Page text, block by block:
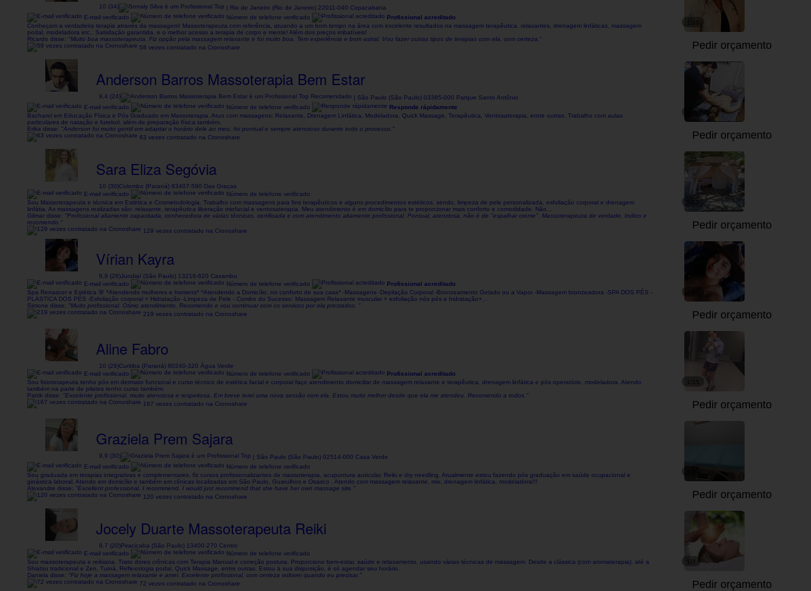
10 (34)
| Rio de Janeiro (Rio de Janeiro) 22011-040 Copacabana
E-mail verificado
Número de telefone verificado
Profissional acreditado
Conheçam a verdadeira terapia através da massagem! Massoterapeuta com referência, atuando a um bom tempo na área com excelente resultados na massagem terapêutica, relaxantes, drenagem linfáticas, massagem
podal, modeladora etc.. Satisfação garantida, e o melhor acesso a terapia de corpo e mente! Além dos preços imbatíveis!
Ricardo disse: "Muito boa massoterapeuta. Fiz opção pela massagem relaxante e foi muito boa. Tem experiência e bom astral. Vou fazer outras tipos de terapias com ela, com certeza."
58 vezes contratado na Cronoshare
Pedir orçamento
Anderson Barros Massoterapia Bem Estar
9,4 (24)
| São Paulo (São Paulo) 03385-000 Parque Santo Antônio
E-mail verificado
Número de telefone verificado
Responde rápidamente
Bacharel em Educação Física e Pós Graduado em Massoterapia. Atuo com massagens: Relaxante, Drenagem Linfática, Modeladora, Quick Massage, Terapêutica, Ventosaterapia, entre outras. Trabalho com aulas
particulares de natação e futebol, além de preparação física também.
Erika disse: "Anderson foi muito gentil em adaptar o horário dele ao meu, foi pontual e sempre atencioso durante todo o processo."
63 vezes contratado na Cronoshare
Pedir orçamento
Sara Eliza Segóvia
10 (30)Colombo (Paraná) 83407-590 Das Graças
E-mail verificado
Número de telefone verificado
Sou Massoterapeuta e técnica em Estética e Cosmetodologia. Trabalho com massagens para fins terapêuticos e alguns procedimentos estéticos, sendo, limpeza de pele personalizada, esfoliação corporal e drenagem
linfátia. As massagens realizadas são: relaxante, terapêutica liberação miofacial e ventosaterapia. Meu atendimento é em domicílio para te proporcionar mais conforto e comodidade. Não...
Gilmar disse: "Profissional altamente capacitada, conhecedora de várias técnicas, certificada e com atendimento altamente profissional. Pontual, atenciosa, não é de "espalhar creme". Massoterapeuta de verdade. Indico e
recomendo."
129 vezes contratado na Cronoshare
Pedir orçamento
Vírian Kayra
9,9 (26)Jundiaí (São Paulo) 13218-620 Caxambu
E-mail verificado
Número de telefone verificado
Profissional acreditado
Spa Renascer e Estética 🌸 *Atendendo mulheres e homens* *Atendendo a Domicílio, no conforto de sua casa* -Massagens -Depilação Corporal -Bronzeamento Gelado ou a Vapor -Massagem bronzeadora -SPA DOS PÉS -
PLASTICA DOS PÉS -Esfoliação corporal + Hidratação -Limpeza de Pele - Combo do Sucesso: Massagem Relaxante muscular + esfoliação nós pés e hidratação+...
Simone disse: "Muito profissional. Otimo atendimento. Recomendo e vou continuar com os servicos por ela prestados. "
219 vezes contratado na Cronoshare
Pedir orçamento
Aline Fabro
10 (29)Curitiba (Paraná) 80240-320 Água Verde
E-mail verificado
Número de telefone verificado
Profissional acreditado
Sou fisioterapeuta tenho pós em dermato funcional e curso técnico de estética facial e corporal faço atendimento domiciliar de massagem relaxante e terapêutica, drenagem linfática e pós operatório, modeladora. Atendo
também na parte de pilates tenho curso também.
Patrik disse: "Excelente profissional, muito atenciosa e respeitosa. Em breve terei uma nova sessão com ela. Estou muito melhor desde que ela me atendeu. Recomendo a todos."
167 vezes contratado na Cronoshare
Pedir orçamento
Graziela Prem Sajara
9,9 (30)
| São Paulo (São Paulo) 02514-000 Casa Verde
E-mail verificado
Número de telefone verificado
Sou graduada em terapias integrativas e complementares, fiz cursos profissionalizantes de massoterapia, acupuntura auricular, Reiki e dry needling. Atualmente estou fazendo pós graduação em saúde ocupacional e
ginástica laboral. Atendo em domicílio e também em clínicas localizadas em São Paulo, Guarulhos e Osasco . Atendo com massagem relaxante, mix, drenagem linfática, modeladora!!!
Alexandre disse: "Excellent professional, I recommend. I would just recommend that she have her own massage site."
120 vezes contratado na Cronoshare
Pedir orçamento
Jocely Duarte Massoterapeuta Reiki
9,7 (20)Piracicaba (São Paulo) 13400-270 Centro
E-mail verificado
Número de telefone verificado
Sou massoterapeuta e reikiana. Trato dores crônicas com Terapia Manual e correção postura. Proporciono bem-estar, saúde e relaxamento, usando várias técnicas de massagem. Desde a clássica (com aromaterapia), até a
Shiatsu tradicional e Zen, Tuiná, Reflexologia podal, Quick Massage, entre outras. Estou à sua disposição, é só agendar seu horário.
Daniela disse: "Fiz hoje a massagem relaxante e amei. Excelente profissional, com certeza voltarei quando eu precisar."
72 vezes contratado na Cronoshare
1/7
Pedir orçamento